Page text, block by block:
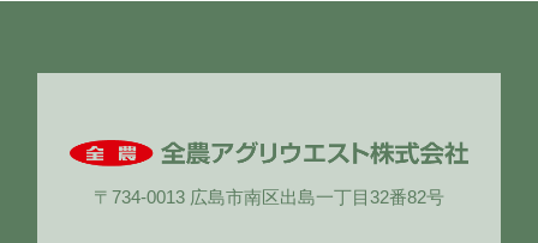
〒734-0013 広島市南区出島一丁目32番82号